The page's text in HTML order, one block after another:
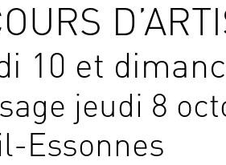
10 et
jeudi 8
Essonnes